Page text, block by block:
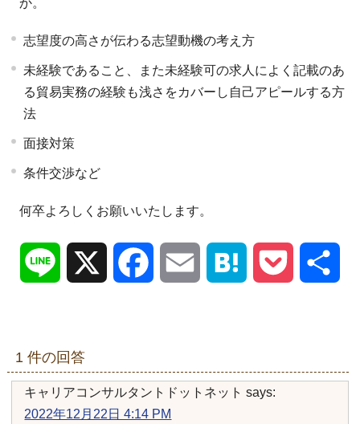
か。
志望度の高さが伝わる志望動機の考え方
未経験であること、また未経験可の求人によく記載のあ
る貿易実務の経験も浅さをカバーし自己アピールする方
法
面接対策
条件交渉など
何卒よろしくお願いいたします。
Line Facebook Email Hatena Pocket
1 件の回答
キャリアコンサルタントドットネット says:
2022年12月22日 4:14 PM